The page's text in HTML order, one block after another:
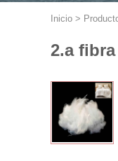
Inicio >
2.a